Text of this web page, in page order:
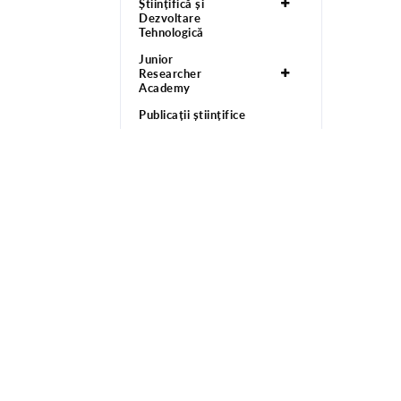
Dezvoltare
Tehnologică
Junior
Researcher
Academy
Publicații științifice